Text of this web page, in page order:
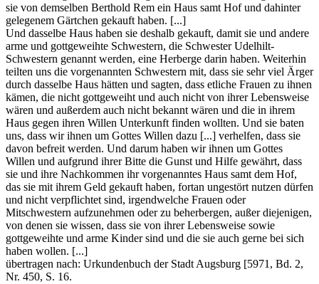
sie von demselben Berthold Rem ein Haus samt Hof und dahinter
gelegenem Gärtchen gekauft haben. [...]
Und dasselbe Haus haben sie deshalb gekauft, damit sie und andere
arme und gottgeweihte Schwestern, die Schwester Udelhilt-
Schwestern genannt werden, eine Herberge darin haben. Weiterhin
teilten uns die vorgenannten Schwestern mit, dass sie sehr viel Ärger
durch dasselbe Haus hätten und sagten, dass etliche Frauen zu ihnen
kämen, die nicht gottgeweiht und auch nicht von ihrer Lebensweise
wären und außerdem auch nicht bekannt wären und die in ihrem
Haus gegen ihren Willen Unterkunft finden wollten. Und sie baten
uns, dass wir ihnen um Gottes Willen dazu [...] verhelfen, dass sie
davon befreit werden. Und darum haben wir ihnen um Gottes
Willen und aufgrund ihrer Bitte die Gunst und Hilfe gewährt, dass
sie und ihre Nachkommen ihr vorgenanntes Haus samt dem Hof,
das sie mit ihrem Geld gekauft haben, fortan ungestört nutzen dürfen
und nicht verpflichtet sind, irgendwelche Frauen oder
Mitschwestern aufzunehmen oder zu beherbergen, außer diejenigen,
von denen sie wissen, dass sie von ihrer Lebensweise sowie
gottgeweihte und arme Kinder sind und die sie auch gerne bei sich
haben wollen. [...]
übertragen nach: Urkundenbuch der Stadt Augsburg [5971, Bd. 2,
Nr. 450, S. 16.